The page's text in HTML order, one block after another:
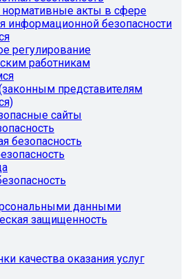
акты в сфере
информационной безопасности
регулирование
работникам
представителям
сайты
безопасность
данными
защищенность
качества оказания услуг